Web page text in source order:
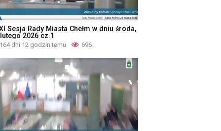
Sesja Rady Miasta Chełm w dniu środa,
2026 cz.1
164 dni 12 godzin temu 696